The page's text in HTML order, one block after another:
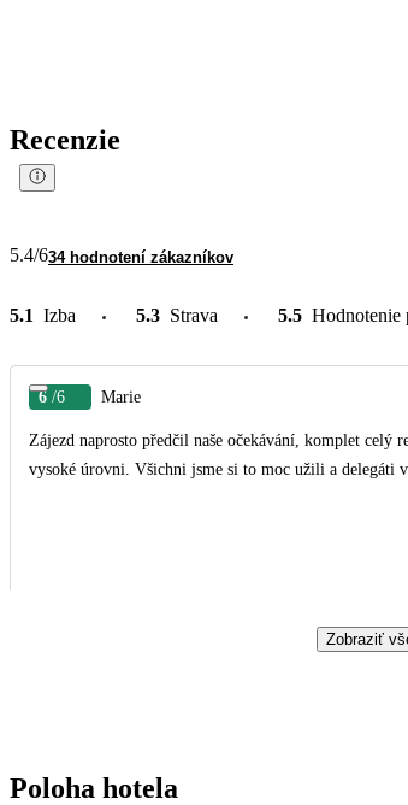
Recenzie
5.4/634 hodnotení zákazníkov
5.1 Izba 5.3 Strava 5.5 Hodnotenie
6 /6 Marie
Zájezd naprosto předčil naše očekávání, komplet celý
vysoké úrovni. Všichni jsme si to moc užili a delegáti
Zobraziť
Poloha hotela